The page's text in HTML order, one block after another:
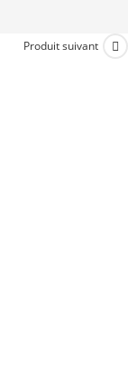
Produit suivant